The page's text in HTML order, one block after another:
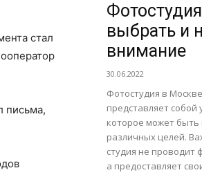
стал
письма,
выбрать и
внимание
30.06.2022
Фотостудия в
представляет собой
которое может быть
различных целей.
студия не проводит
а предоставляет